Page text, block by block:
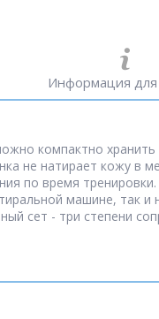
Информация для
компактно
не натирает кожу в
по время
машине, так и
сет - три степени